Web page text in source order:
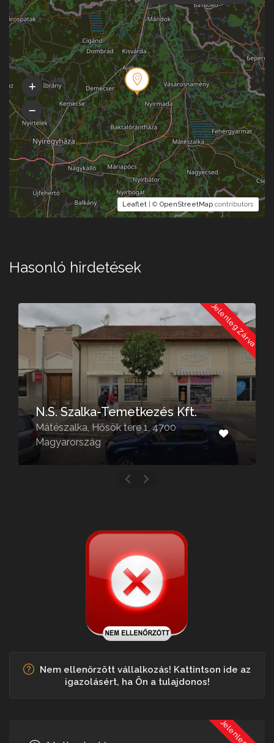
Leaflet | © OpenStreetMap contributors
Hasonló hirdetések
Jelenleg Zárva
N.S. Szalka-Temetkezés Kft.
Mátészalka, Hősök tere 1, 4700
Magyarország
Nem ellenőrzött vállalkozás! Kattintson ide az
igazolásért, ha Ön a tulajdonos!